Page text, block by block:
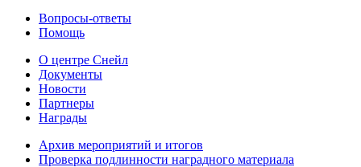
Вопросы-ответы
Помощь
О центре Снейл
Документы
Новости
Партнеры
Награды
Архив мероприятий и итогов
Проверка подлинности наградного материала